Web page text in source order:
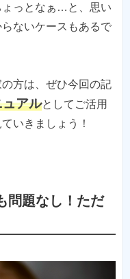
っとなぁ…と、思い
ないケースもあるで
方は、ぜひ今回の記
アルとしてご活用
いきましょう！
問題なし！ただ